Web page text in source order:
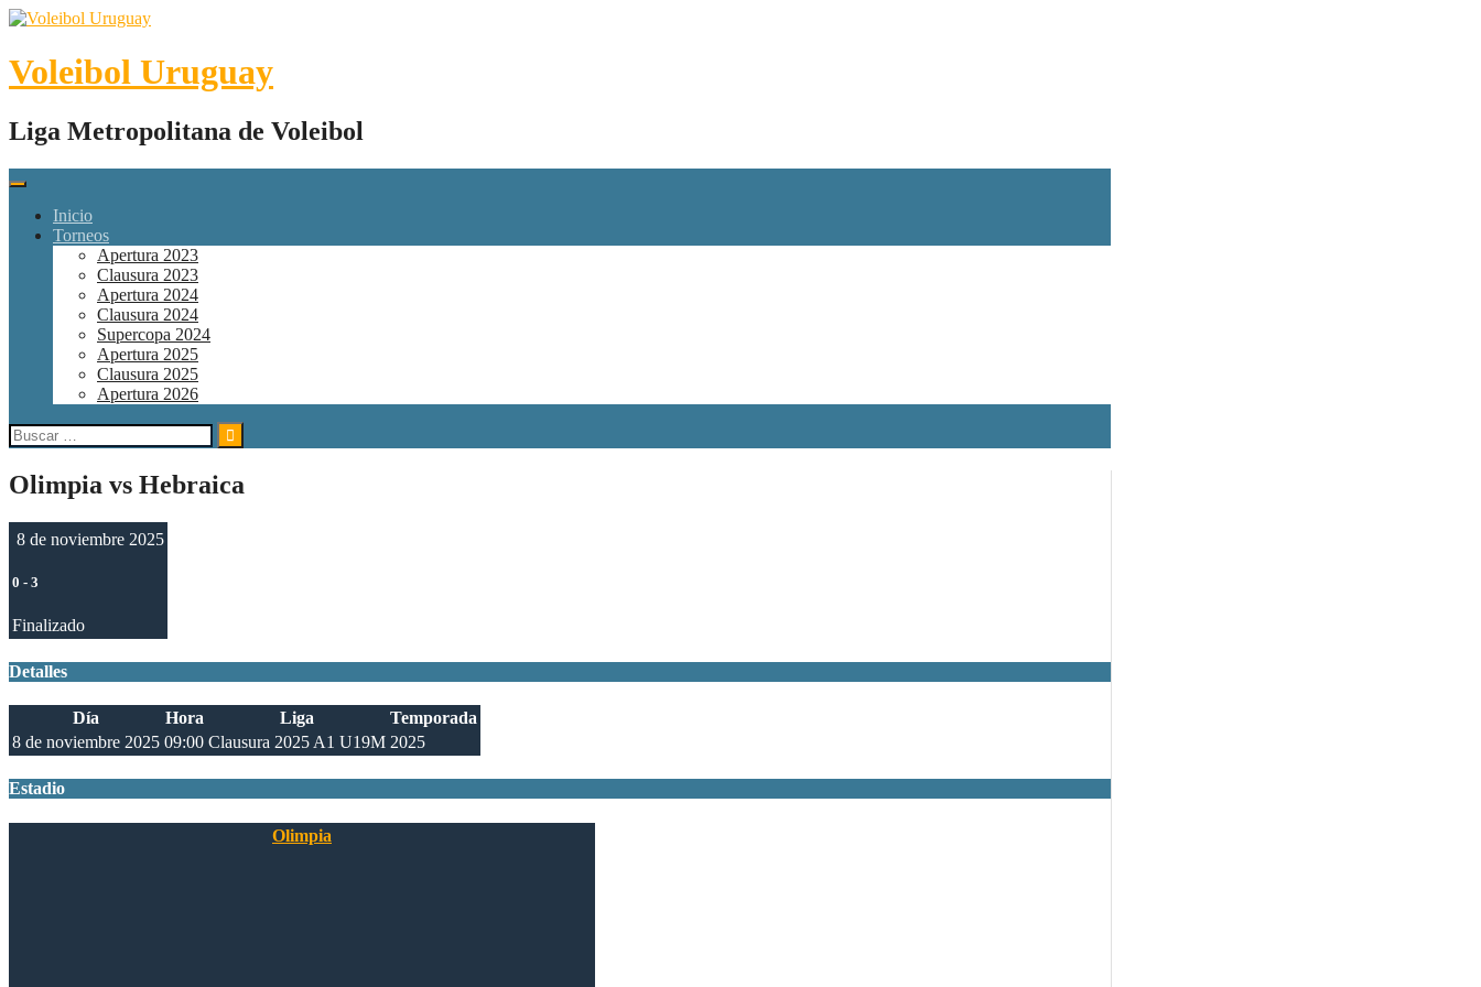
Skip
content
Voleibol Uruguay
Liga Metropolitana de Voleibol
Inicio
Torneos
Apertura 2023
Clausura 2023
Apertura 2024
Clausura 2024
Supercopa 2024
Apertura 2025
Clausura 2025
Apertura 2026
Buscar:
Olimpia vs Hebraica
8 de noviembre 2025
0 - 3
Finalizado
Detalles
Día Hora Liga
Temporada
8 de noviembre 2025 09:00 Clausura 2025 A1 U19M 2025
Estadio
Olimpia